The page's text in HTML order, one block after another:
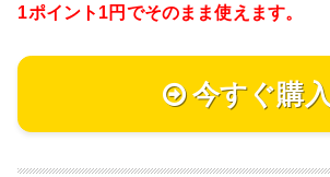
1ポイント1円でそのまま使えます。
今すぐ購入